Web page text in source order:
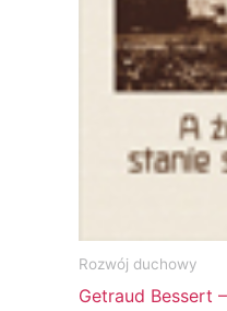
Rozwój duchowy
Getraud Bessert